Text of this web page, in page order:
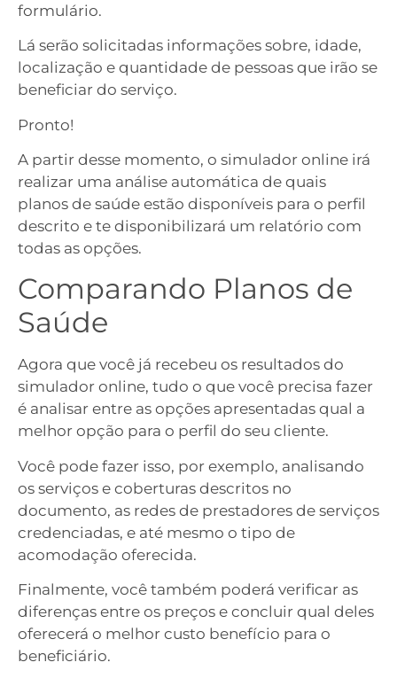
formulário.
Lá serão solicitadas informações sobre, idade,
localização e quantidade de pessoas que irão se
beneficiar do serviço.
Pronto!
A partir desse momento, o simulador online irá
realizar uma análise automática de quais
planos de saúde estão disponíveis para o perfil
descrito e te disponibilizará um relatório com
todas as opções.
Comparando Planos de
Saúde
Agora que você já recebeu os resultados do
simulador online, tudo o que você precisa fazer
é analisar entre as opções apresentadas qual a
melhor opção para o perfil do seu cliente.
Você pode fazer isso, por exemplo, analisando
os serviços e coberturas descritos no
documento, as redes de prestadores de serviços
credenciadas, e até mesmo o tipo de
acomodação oferecida.
Finalmente, você também poderá verificar as
diferenças entre os preços e concluir qual deles
oferecerá o melhor custo benefício para o
beneficiário.